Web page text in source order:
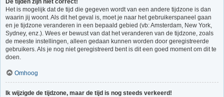
De tijden zijn niet correct!
Het is mogelijk dat de tijd die gegeven wordt van een andere tijdzone is dan
waarin jij woont. Als dit het geval is, moet je naar het gebruikerspaneel gaan
en je tijdzone veranderen in een bepaald gebied (vb: Amsterdam, New York,
Sydney, enz.). Wees er bewust van dat het veranderen van de tijdzone, zoals
de meeste instellingen, alleen gedaan kunnen worden door geregistreerde
gebruikers. Als je nog niet geregistreerd bent is dit een goed moment om dit te
doen.
Omhoog
Ik wijzigde de tijdzone, maar de tijd is nog steeds verkeerd!